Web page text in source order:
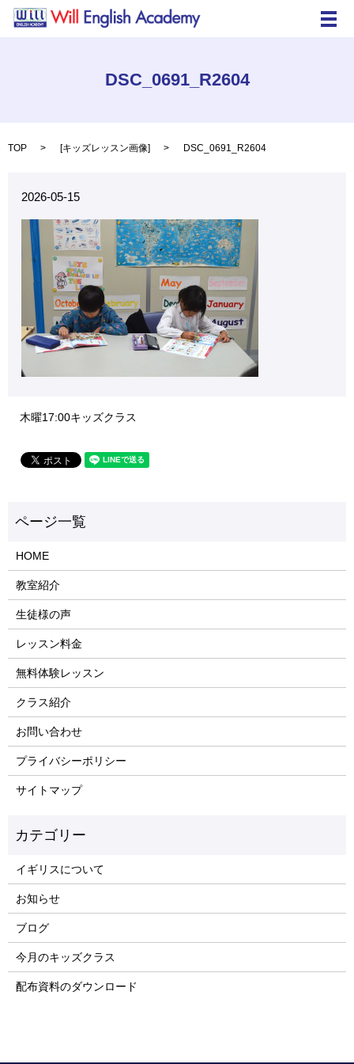
メ
DSC_0691_R2604
TOP [キッズレッスン画像] DSC_0691_R2604
2026-05-15
木曜17:00キッズクラス
HOME
教室紹介
生徒様の声
レッスン料金
無料体験レッスン
クラス紹介
お問い合わせ
プライバシーポリシー
サイトマップ
イギリスについて
お知らせ
ブログ
今月のキッズクラス
配布資料のダウンロード